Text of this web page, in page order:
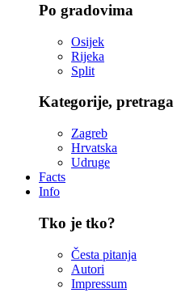
Po gradovima
Osijek
Rijeka
Split
Kategorije, pretraga
Zagreb
Hrvatska
Udruge
Facts
Info
Tko je tko?
Česta pitanja
Autori
Impressum